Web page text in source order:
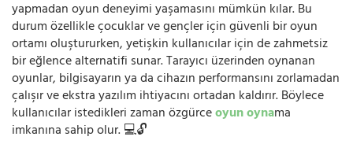
yapmadan oyun deneyimi yaşamasını mümkün kılar. Bu
durum özellikle çocuklar ve gençler için güvenli bir oyun
ortamı oluştururken, yetişkin kullanıcılar için de zahmetsiz
bir eğlence alternatifi sunar. Tarayıcı üzerinden oynanan
oyunlar, bilgisayarın ya da cihazın performansını zorlamadan
çalışır ve ekstra yazılım ihtiyacını ortadan kaldırır. Böylece
kullanıcılar istedikleri zaman özgürceoyun oynama
imkanına sahip olur. 💻🔓